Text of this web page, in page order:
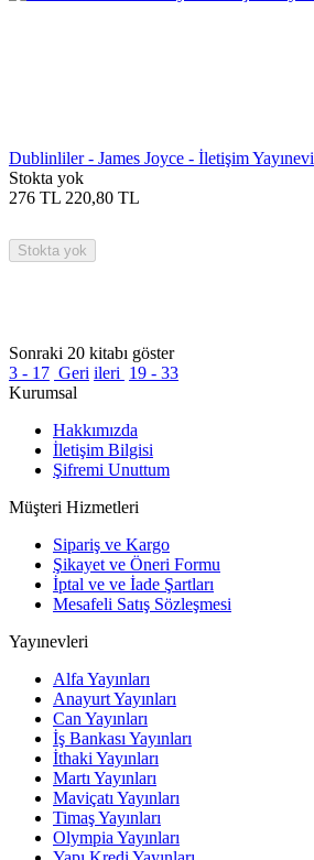
Dublinliler - James Joyce - İletişim Yayınevi
Stokta yok
276 TL 220,80 TL
Stokta yok
Sonraki 20 kitabı göster
3 - 17 Geri ileri 19 - 33
Kurumsal
Hakkımızda
İletişim Bilgisi
Şifremi Unuttum
Müşteri Hizmetleri
Sipariş ve Kargo
Şikayet ve Öneri Formu
İptal ve ve İade Şartları
Mesafeli Satış Sözleşmesi
Yayınevleri
Alfa Yayınları
Anayurt Yayınları
Can Yayınları
İş Bankası Yayınları
İthaki Yayınları
Martı Yayınları
Maviçatı Yayınları
Timaş Yayınları
Olympia Yayınları